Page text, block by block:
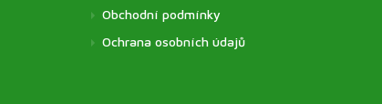
Obchodní podmínky
Ochrana osobních údajů